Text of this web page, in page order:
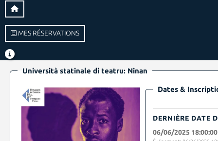
MES RÉSERVATIONS
Università statinale di teatru: Ninan
Dates &
DERNIÈRE DATE
06/06/2025 18:00:00